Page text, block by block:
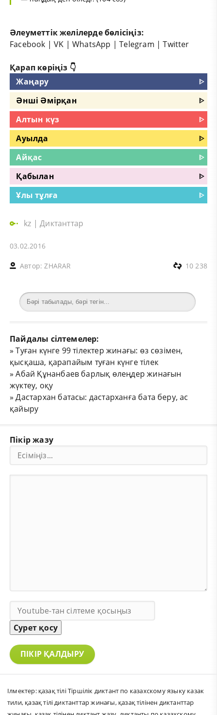
Әлеуметтік желілерде бөлісіңіз:
Facebook |VK |WhatsApp |Telegram |Twitter
Қарап көріңіз 👇
Жаңару
ᐈ
Әнші Әмірқан
ᐈ
Алтын күз
ᐈ
Ауылда
ᐈ
Айқас
ᐈ
Қабылан
ᐈ
Ұлы тұлға
ᐈ
kz |Диктанттар
03.02.2016
Автор:ZHARAR 10 238
Пайдалы сілтемелер:
»Туған күнге 99 тілектер жинағы: өз сөзімен,
қысқаша, қарапайым туған күнге тілек
»Абай Құнанбаев барлық өлеңдер жинағын
жүктеу, оқу
»Дастархан батасы: дастарханға бата беру, ас
қайыру
Пікір жазу
Сурет қосу
ПІКІР ҚАЛДЫРУ
Ілмектер: қазақ тілі Тіршілік диктант по казахскому языку казак
тили, қазақ тілі диктанттар жинағы, қазақ тілінен диктанттар